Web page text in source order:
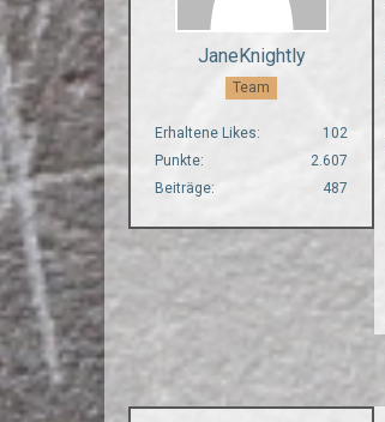
JaneKnightly
Team
Erhaltene Likes
102
Punkte
2.607
Beiträge
487